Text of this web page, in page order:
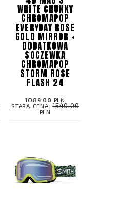
WHITE CHUNKY
CHROMAPOP
EVERYDAY ROSE
GOLD MIRROR +
DODATKOWA
SOCZEWKA
CHROMAPOP
STORM ROSE
FLASH 24
1089.00 PLN
STARA CENA:1540.00
PLN